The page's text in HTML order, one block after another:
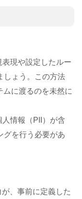
現や設定したルー
しょう。この方法
ムに渡るのを未然に
情報（PII）が含
グを行う必要があ
、事前に定義した